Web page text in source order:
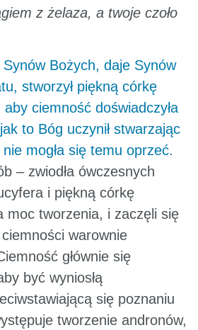
z żelaza, a twoje czoło
Synów Bożych, daje Synów
stworzył piękną córkę
aby ciemność doświadczyła
to Bóg uczynił stwarzając
mogła się temu oprzeć.
– zwiodła ówczesnych
i piękną córkę
moc tworzenia, i zaczęli się
warownie
głównie się
być wyniosłą
się poznaniu
tworzenie andronów,